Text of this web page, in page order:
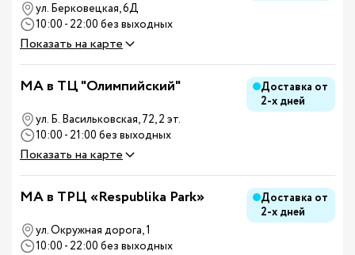
ул. Берковецкая, 6Д
10:00 - 22:00 без выходных
Показать на карте
MA в ТЦ "Олимпийский"
Доставка от
2-х дней
ул. Б. Васильковская, 72, 2 эт.
10:00 - 21:00 без выходных
Показать на карте
MA в ТРЦ «Respublika Park»
Доставка от
2-х дней
ул. Окружная дорога, 1
10:00 - 22:00 без выходных